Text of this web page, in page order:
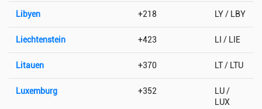
Libyen +218 LY / LBY
Liechtenstein +423 LI / LIE
Litauen +370 LT / LTU
Luxemburg +352
LU /
LUX